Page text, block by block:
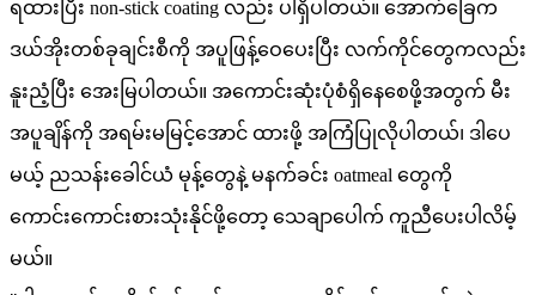
ရထားပြီး non-stick coating လည်း ပါရှိပါတယ်။ အောက်ခြေက
ဒယ်အိုးတစ်ခုချင်းစီကို အပူဖြန့်ဝေပေးပြီး လက်ကိုင်တွေကလည်း
နူးညံ့ပြီး အေးမြပါတယ်။ အကောင်းဆုံးပုံစံရှိနေစေဖို့အတွက် မီး
အပူချိန်ကို အရမ်းမမြင့်အောင် ထားဖို့ အကြံပြုလိုပါတယ်၊ ဒါပေ
မယ့် ညသန်းခေါင်ယံ မုန့်တွေနဲ့ မနက်ခင်း oatmeal တွေကို
ကောင်းကောင်းစားသုံးနိုင်ဖို့တော့ သေချာပေါက် ကူညီပေးပါလိမ့်
မယ်။